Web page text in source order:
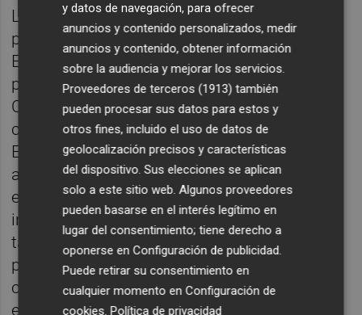
La compañía ya ha vinculado esa visión a
proyectos concretos. En marzo presentó
EURO-3C, una infraestructura soberana
paneuropea impulsada junto con la
Comisión Europea y más de 70 entidades,
concebida para integrar capacidades Telco,
Edge, Cloud e IA bajo un modelo federado,
abierto y seguro. Telefónica defendió
entonces que Europa necesita no solo
infraestructuras digitales avanzadas, sino
también colaboración entre sectores y
países para construir una base tecnológica
común que refuerce el liderazgo industrial
europeo y siente las bases de una verdadera
y datos de navegación, para ofrecer
anuncios y contenido personalizados, medir
anuncios y contenido, obtener información
sobre la audiencia y mejorar los servicios.
Proveedores de terceros (1913) también
pueden procesar sus datos para estos y
otros fines, incluido el uso de datos de
geolocalización precisos y características
del dispositivo. Sus elecciones se aplican
solo a este sitio web. Algunos proveedores
pueden basarse en el interés legítimo en
lugar del consentimiento; tiene derecho a
oponerse enConfiguración de publicidad.
Puede retirar su consentimiento en
cualquier momento enConfiguración de
cookies.Política de privacidad